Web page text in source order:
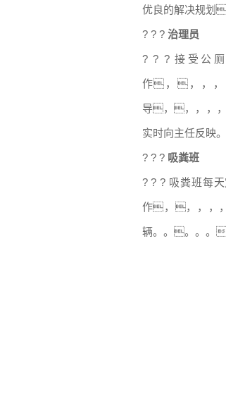
优良的解决规划
? ? ? 治理员
? ? ? 接受公
作，，，，
导，，，，，
实时向主任反映
? ? ? 吸粪班
? ? ? 吸粪班每
作，，，，
辆。。。。。